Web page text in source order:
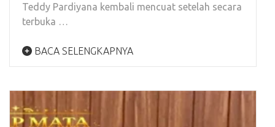
Teddy Pardiyana kembali mencuat setelah secara
terbuka …
BACA SELENGKAPNYA